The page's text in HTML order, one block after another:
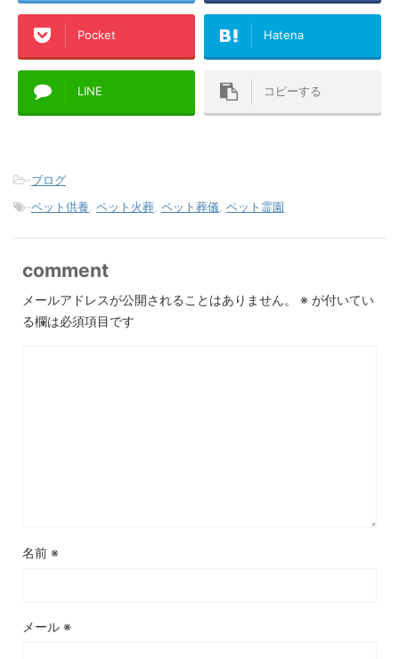
Pocket Hatena
LINE コピーする
-ブログ
-ペット供養 ペット火葬 ペット葬儀 ペット霊園
comment
メールアドレスが公開されることはありません。 ※ が付いてい
る欄は必須項目です
名前 ※
メール ※